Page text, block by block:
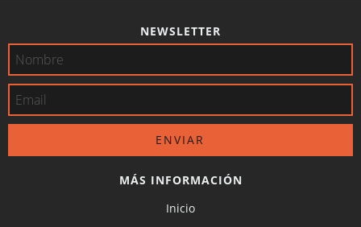
NEWSLETTER
MÁS INFORMACIÓN
Inicio